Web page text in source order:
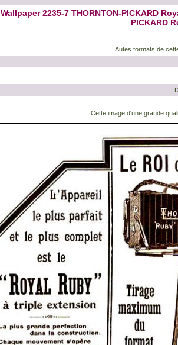
Wallpaper 2235-7 THORNTON-PICKARD
PICKARD
Autes formats de
Cette image d'une grande